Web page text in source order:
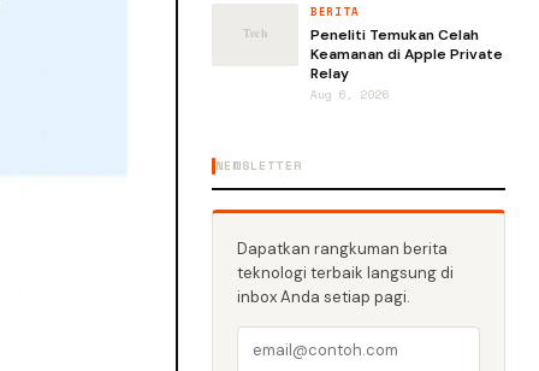
BERITA
Peneliti Temukan Celah
Keamanan di Apple Private
Relay
Aug 6, 2026
NEWSLETTER
Dapatkan rangkuman berita
teknologi terbaik langsung di
inbox Anda setiap pagi.